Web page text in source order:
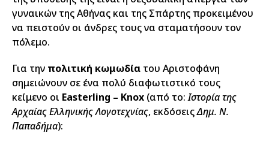
γυναικών της Αθήνας και της Σπάρτης προκειμένου
να πειστούν οι άνδρες τους να σταματήσουν τον
πόλεμο.
Για την πολιτική κωμωδία του Αριστοφάνη
σημειώνουν σε ένα πολύ διαφωτιστικό τους
κείμενο οι Easterling – Knox (από το:Ιστορία της
Αρχαίας Ελληνικής Λογοτεχνίας, εκδόσειςΔημ. Ν.
Παπαδήμα):